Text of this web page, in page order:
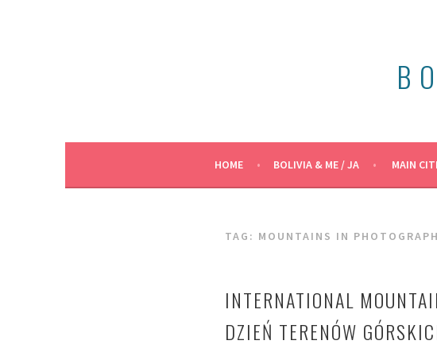
B
HOME BOLIVIA & ME / JA MAIN
TAG: MOUNTAINS IN
INTERNATIONAL
DZIEŃ TERENÓW